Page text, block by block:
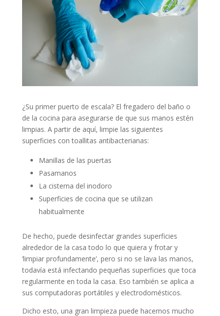
¿Su primer puerto de escala? El fregadero del baño o
de la cocina para asegurarse de que sus manos estén
limpias. A partir de aquí, limpie las siguientes
superficies con toallitas antibacterianas:
Manillas de las puertas
Pasamanos
La cisterna del inodoro
Superficies de cocina que se utilizan
habitualmente
De hecho, puede desinfectar grandes superficies
alrededor de la casa todo lo que quiera y frotar y
‘limpiar profundamente’, pero si no se lava las manos,
todavía está infectando pequeñas superficies que toca
regularmente en toda la casa. Eso también se aplica a
sus computadoras portátiles y electrodomésticos.
Dicho esto, una gran limpieza puede hacernos mucho